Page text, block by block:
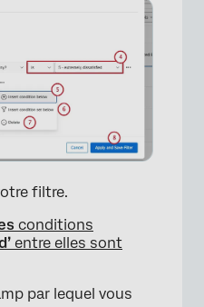
filtre.
conditions
entre elles sont
par lequel vous